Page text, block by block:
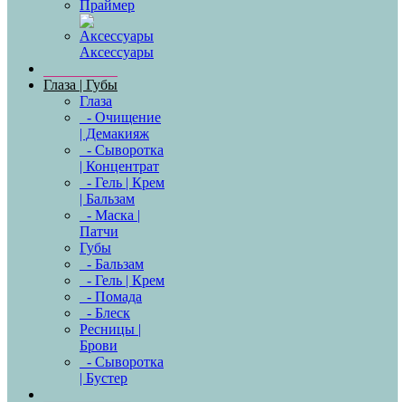
Праймер
Аксессуары
Глаза | Губы
Глаза
- Очищение
| Демакияж
- Сыворотка
| Концентрат
- Гель | Крем
| Бальзам
- Маска |
Патчи
Губы
- Бальзам
- Гель | Крем
- Помада
- Блеск
Ресницы |
Брови
- Сыворотка
| Бустер